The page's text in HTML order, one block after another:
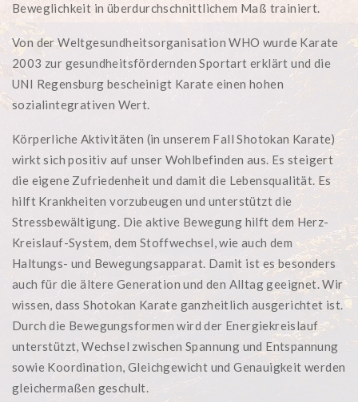
Beweglichkeit in überdurchschnittlichem Maß trainiert.
Von der Weltgesundheitsorganisation WHO wurde Karate
2003 zur gesundheitsfördernden Sportart erklärt und die
UNI Regensburg bescheinigt Karate einen hohen
sozialintegrativen Wert.
Körperliche Aktivitäten (in unserem Fall Shotokan Karate)
wirkt sich positiv auf unser Wohlbefinden aus. Es steigert
die eigene Zufriedenheit und damit die Lebensqualität. Es
hilft Krankheiten vorzubeugen und unterstützt die
Stressbewältigung. Die aktive Bewegung hilft dem Herz-
Kreislauf-System, dem Stoffwechsel, wie auch dem
Haltungs- und Bewegungsapparat. Damit ist es besonders
auch für die ältere Generation und den Alltag geeignet. Wir
wissen, dass Shotokan Karate ganzheitlich ausgerichtet ist.
Durch die Bewegungsformen wird der Energiekreislauf
unterstützt, Wechsel zwischen Spannung und Entspannung
sowie Koordination, Gleichgewicht und Genauigkeit werden
gleichermaßen geschult.